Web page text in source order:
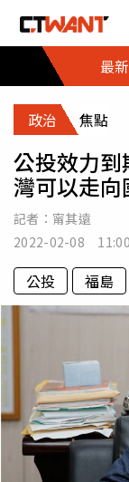
最新
政治 焦點
公投效力到
灣可以走向
記者： 甯其遠
2022-02-08 11:00
公投 福島